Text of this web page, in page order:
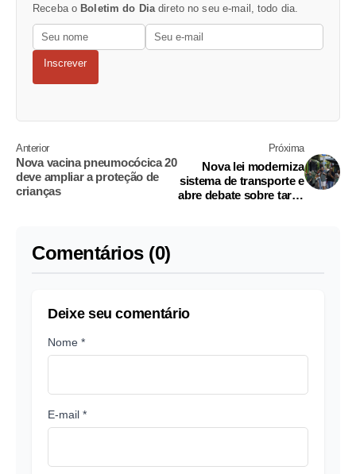
Receba o Boletim do Diadireto no seu e-mail, todo dia.
Inscrever
Anterior
Nova vacina pneumocócica 20
deve ampliar a proteção de
crianças
Próxima
Nova lei moderniza
sistema de transporte e
abre debate sobre tarifa
Comentários (0)
Deixe seu comentário
Nome *
E-mail *